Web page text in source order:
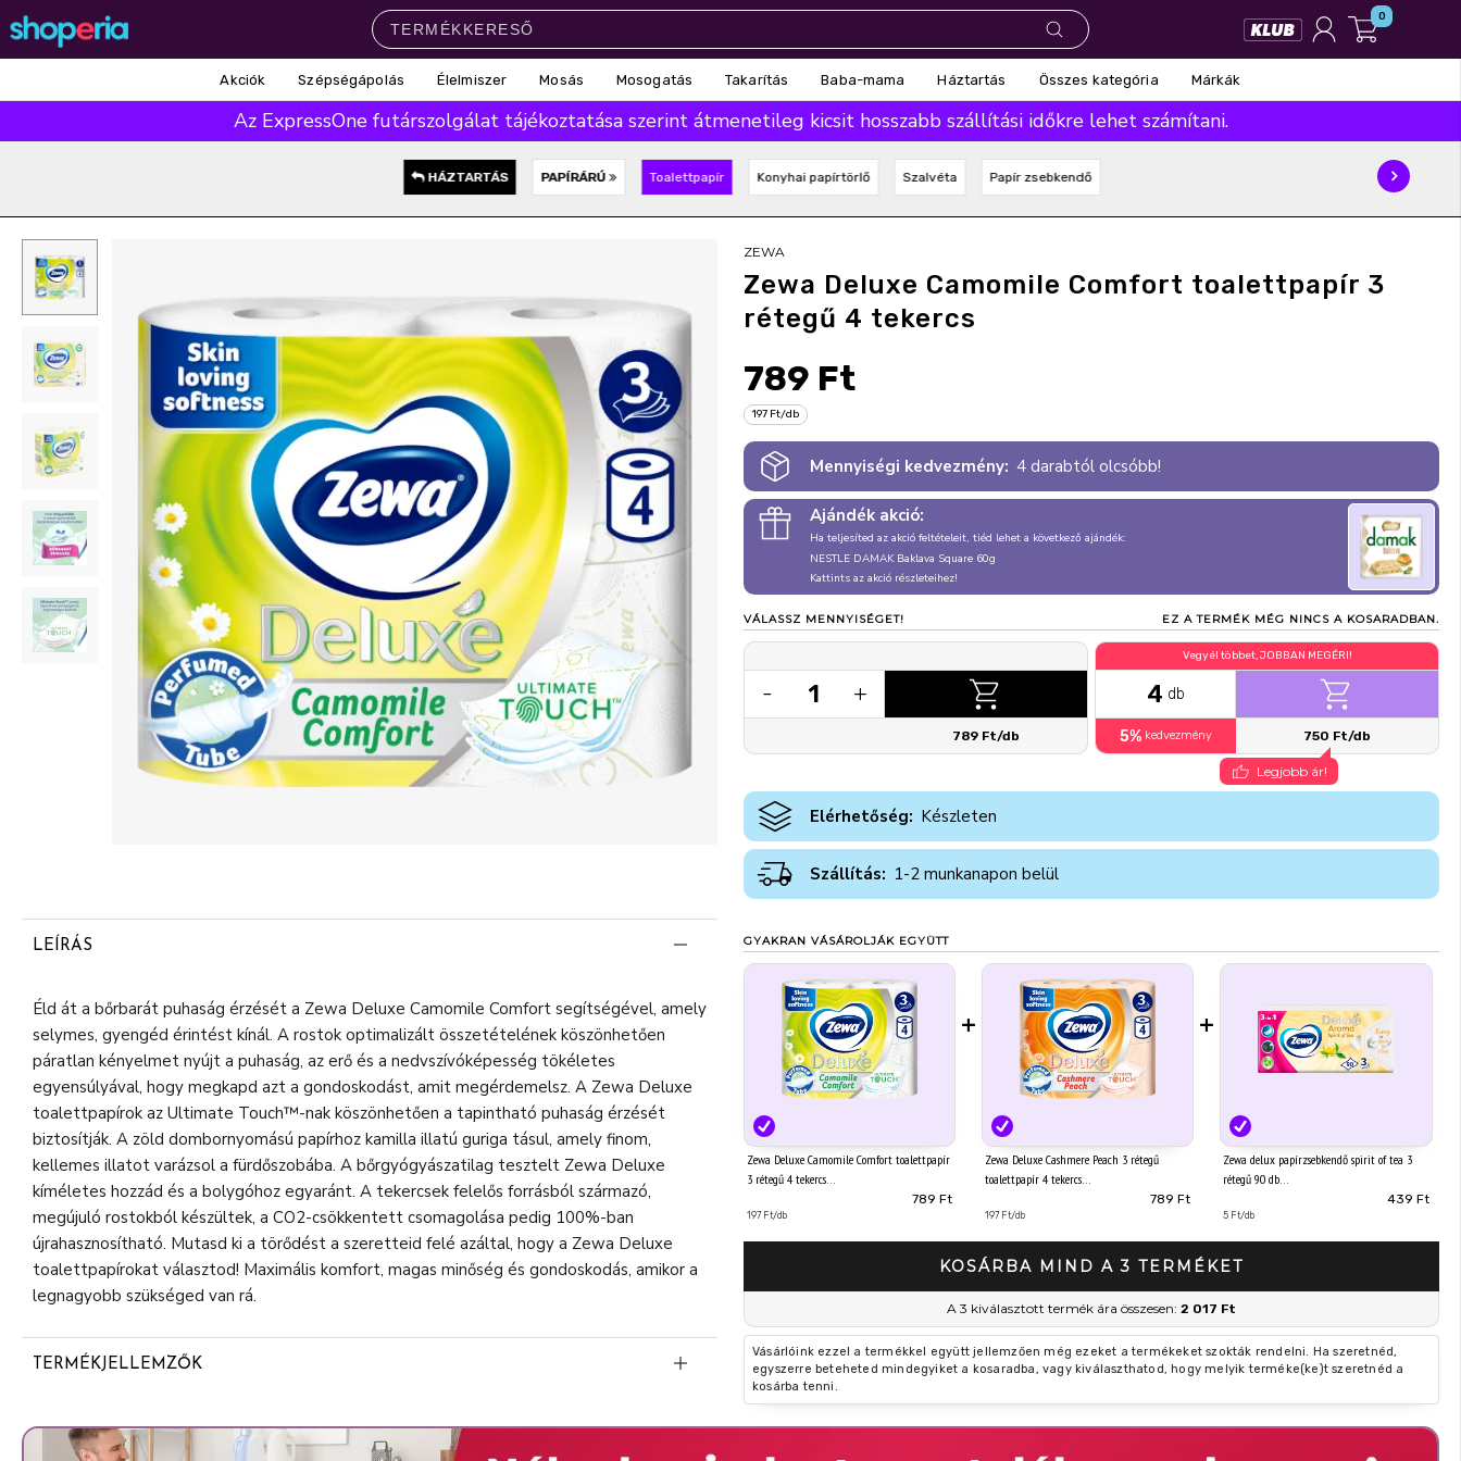
0
Élelmiszer
Népszerű márkák
Pampers
Coccolino
Népszerű keresések
leukoplast ariel lenor finish
Akciók Szépségápolás Élelmiszer Mosás Mosogatás Takarítás Baba-mama Háztartás Összes kategória Márkák
Az ExpressOne futárszolgálat tájékoztatása szerint átmenetileg kicsit hosszabb szállítási időkre lehet számítani.
HÁZTARTÁS PAPÍRÁRÚ Toalettpapír Konyhai papírtörlő Szalvéta Papír zsebkendő
ZEWA
Zewa Deluxe Camomile Comfort toalettpapír 3
rétegű 4 tekercs
789 Ft
197 Ft/db
Mennyiségi kedvezmény: 4 darabtól olcsóbb!
Ajándék akció:
Ha teljesíted az akció feltételeit, tiéd lehet a következő ajándék:
NESTLE DAMAK Baklava Square 60g
Kattints az akció részleteihez!
VÁLASSZ MENNYISÉGET! EZ A TERMÉK MÉG NINCS A KOSARADBAN.
- 1 +
789 Ft/db
Vegyél többet, JOBBAN MEGÉRI!
4 db
5% kedvezmény 750 Ft/db
Legjobb ár!
Elérhetőség: Készleten
Szállítás: 1-2 munkanapon belül
GYAKRAN VÁSÁROLJÁK EGYÜTT
Zewa Deluxe Camomile Comfort toalettpapír
3 rétegű 4 tekercs
789 Ft
197 Ft/db
+
Zewa Deluxe Cashmere Peach 3 rétegű
toalettpapír 4 tekercs
789 Ft
197 Ft/db
+
Zewa delux papírzsebkendő spirit of tea 3
rétegű 90 db
439 Ft
5 Ft/db
KOSÁRBA MIND A 3 TERMÉKET
A 3 kiválasztott termék ára összesen: 2 017 Ft
Vásárlóink ezzel a termékkel együtt jellemzően még ezeket a termékeket szokták rendelni. Ha szeretnéd,
egyszerre beteheted mindegyiket a kosaradba, vagy kiválaszthatod, hogy melyik terméke(ke)t szeretnéd a
kosárba tenni.
LEÍRÁS
Éld át a bőrbarát puhaság érzését a Zewa Deluxe Camomile Comfort segítségével, amely
selymes, gyengéd érintést kínál. A rostok optimalizált összetételének köszönhetően
páratlan kényelmet nyújt a puhaság, az erő és a nedvszívóképesség tökéletes
egyensúlyával, hogy megkapd azt a gondoskodást, amit megérdemelsz. A Zewa Deluxe
toalettpapírok az Ultimate Touch™️-nak köszönhetően a tapintható puhaság érzését
biztosítják. A zöld dombornyomású papírhoz kamilla illatú guriga tásul, amely finom,
kellemes illatot varázsol a fürdőszobába. A bőrgyógyászatilag tesztelt Zewa Deluxe
kíméletes hozzád és a bolygóhoz egyaránt. A tekercsek felelős forrásból származó,
megújuló rostokból készültek, a CO2-csökkentett csomagolása pedig 100%-ban
újrahasznosítható. Mutasd ki a törődést a szeretteid felé azáltal, hogy a Zewa Deluxe
toalettpapírokat választod! Maximális komfort, magas minőség és gondoskodás, amikor a
legnagyobb szükséged van rá.
TERMÉKJELLEMZŐK
150 lap/tekercs